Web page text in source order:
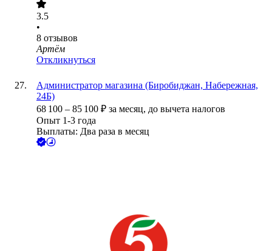
3.5
•
8 отзывов
Артём
Откликнуться
Администратор магазина (Биробиджан, Набережная,
24Б)
68 100 – 85 100 ₽ за месяц, до вычета налогов
Опыт 1-3 года
Выплаты: Два раза в месяц